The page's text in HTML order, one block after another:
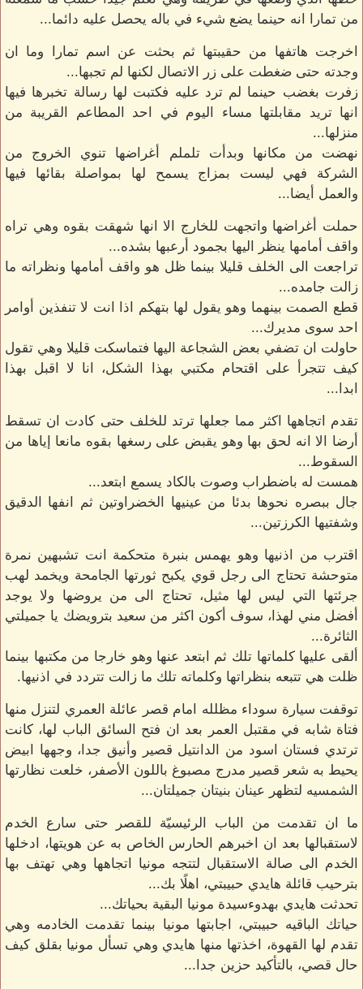
من تمارا انه حينما يضع شيء في باله يحصل عليه دائما...
اخرجت هاتفها من حقيبتها ثم بحثت عن اسم تمارا وما ان
وجدته حتى ضغطت على زر الاتصال لكنها لم تجبها...
زفرت بغضب حينما لم ترد عليه فكتبت لها رسالة تخبرها فيها
انها تريد مقابلتها مساء اليوم في احد المطاعم القريبة من
منزلها...
نهضت من مكانها وبدأت تلملم أغراضها تنوي الخروج من
الشركة فهي ليست بمزاج يسمح لها بمواصلة بقائها فيها
والعمل أيضا...
حملت أغراضها واتجهت للخارج الا انها شهقت بقوه وهي تراه
واقف أمامها ينظر اليها بجمود أرعبها بشده...
تراجعت الى الخلف قليلا بينما ظل هو واقف أمامها ونظراته ما
زالت جامده...
قطع الصمت بينهما وهو يقول لها بتهكم اذا انت لا تنفذين أوامر
احد سوى مديرك...
حاولت ان تضفي بعض الشجاعة اليها فتماسكت قليلا وهي تقول
كيف تتجرأ على اقتحام مكتبي بهذا الشكل، انا لا اقبل بهذا
ابدا...
تقدم اتجاهها اكثر مما جعلها ترتد للخلف حتى كادت ان تسقط
أرضا الا انه لحق بها وهو يقبض على رسغها بقوه مانعا إياها من
السقوط...
همست له باضطراب وصوت بالكاد يسمع ابتعد...
جال ببصره نحوها بدئا من عينيها الخضراوتين ثم انفها الدقيق
وشفتيها الكرزتين...
اقترب من اذنيها وهو يهمس بنبرة متحكمة انت تشبهين نمرة
متوحشة تحتاج الى رجل قوي يكبح ثورتها الجامحة ويخمد لهب
جرئتها التي ليس لها مثيل، تحتاج الى من يروضها ولا يوجد
أفضل مني لهذا، سوف أكون اكثر من سعيد بترويضك يا جميلتي
الثائرة...
ألقى عليها كلماتها تلك ثم ابتعد عنها وهو خارجا من مكتبها بينما
ظلت هي تتبعه بنظراتها وكلماته تلك ما زالت تتردد في اذنيها.
توقفت سيارة سوداء مظلله امام قصر عائلة العمري لتنزل منها
فتاة شابه في مقتبل العمر بعد ان فتح السائق الباب لها، كانت
ترتدي فستان اسود من الدانتيل قصير وأنيق جدا، وجهها ابيض
يحيط به شعر قصير مدرج مصبوغ باللون الأصفر، خلعت نظارتها
الشمسيه لتظهر عينان بنيتان جميلتان...
ما ان تقدمت من الباب الرئيسيّة للقصر حتى سارع الخدم
لاستقبالها بعد ان اخبرهم الحارس الخاص به عن هويتها، ادخلها
الخدم الى صالة الاستقبال لتتجه مونيا اتجاهها وهي تهتف بها
بترحيب قائلة هايدي حبيبتي، اهلًا بك...
تحدثت هايدي بهدوءسيدة مونيا البقية بحياتك...
حياتك الباقيه حبيبتي، اجابتها مونيا بينما تقدمت الخادمه وهي
تقدم لها القهوة، اخذتها منها هايدي وهي تسأل مونيا بقلق كيف
حال قصي، بالتأكيد حزين جدا...